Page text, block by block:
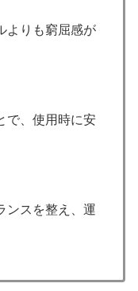
よりも窮屈感が
で、使用時に安
ンスを整え、運